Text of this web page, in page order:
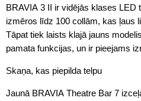
BRAVIA 3 II ir vidējās klases LED
izmēros līdz 100 collām, kas ļaus
Tāpat tiek laists klajā jauns
pamata funkcijas, un ir pieejams
Skaņa, kas piepilda telpu
Jaunā BRAVIA Theatre Bar 7